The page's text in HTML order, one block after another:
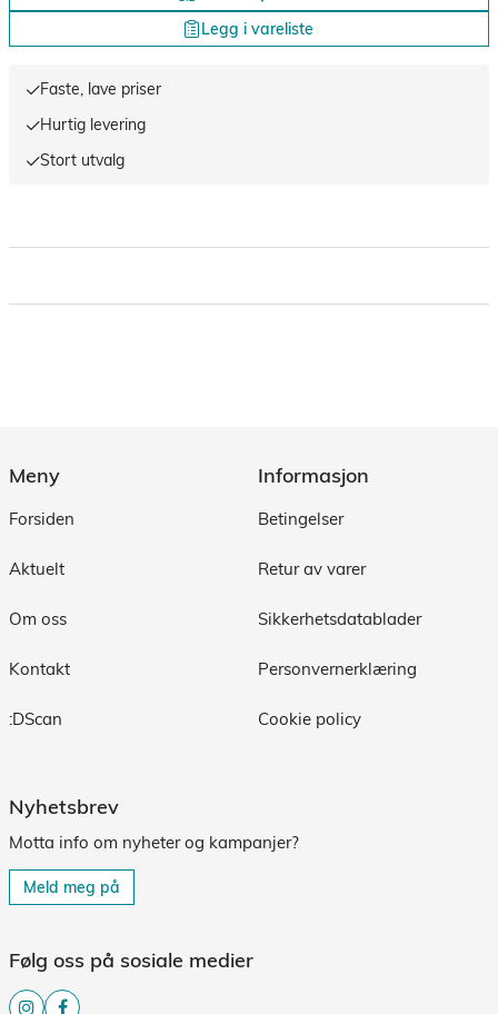
Legg i vareliste
Faste, lave priser
Hurtig levering
Stort utvalg
Meny
Forsiden
Aktuelt
Om oss
Kontakt
:DScan
Informasjon
Betingelser
Retur av varer
Sikkerhetsdatablader
Personvernerklæring
Cookie policy
Nyhetsbrev
Motta info om nyheter og kampanjer?
Meld meg på
Følg oss på sosiale medier